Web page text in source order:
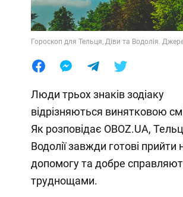
Гороскоп для Тельця, Діви та Водолія.
Люди трьох знаків зодіаку
відрізняються винятковою
Як розповідає OBOZ.UA,
Водолії завжди готові прийти
допомогу та добре
труднощами.